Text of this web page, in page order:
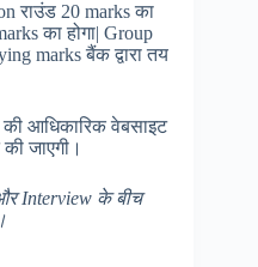
राउंड 20 marks का
का होगा| Group
marks बैंक द्वारा तय
की आधिकारिक वेबसाइट
जाएगी।
Interview केबीच